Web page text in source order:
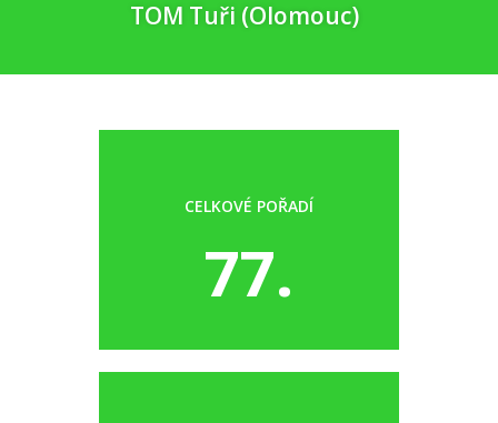
TOM Tuři (Olomouc)
CELKOVÉ POŘADÍ
77.